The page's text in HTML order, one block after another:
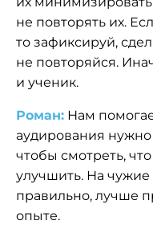
не повторять их.
то зафиксируй,
не повторяйся.
и ученик.
Роман: Нам
аудирования нужно
чтобы смотреть,
улучшить. На
правильно, лучше
опыте.